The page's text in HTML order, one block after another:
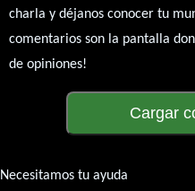
charla y déjanos conocer tu
comentarios son la pantalla
de opiniones!
Cargar
Necesitamos tu ayuda